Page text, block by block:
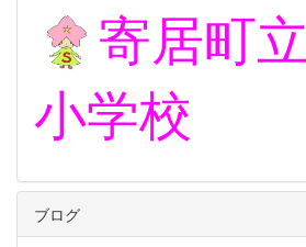
寄居町立
小学校
ブログ